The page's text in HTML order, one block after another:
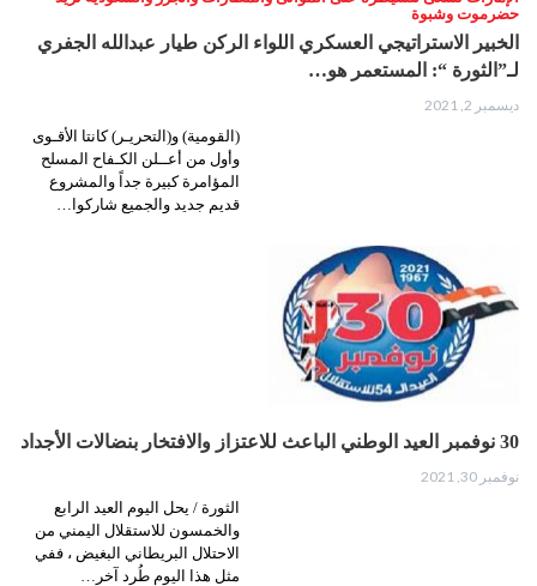
حضرموت وشبوة
الخبير الاستراتيجي العسكري اللواء الركن طيار عبدالله الجفري
لـ”الثورة “: المستعمر هو…
ديسمبر 2, 2021
(القومية) و(التحريـر) كانتا الأقـوى
وأول من أعــلن الكـفاح المسلح
المؤامرة كبيرة جداً والمشروع
قديم جديد والجميع شاركوا…
30 نوفمبر العيد الوطني الباعث للاعتزاز والافتخار بنضالات الأجداد
نوفمبر 30, 2021
الثورة / يحل اليوم العيد الرابع
والخمسون للاستقلال اليمني من
الاحتلال البريطاني البغيض ، ففي
مثل هذا اليوم طُرد آخر…